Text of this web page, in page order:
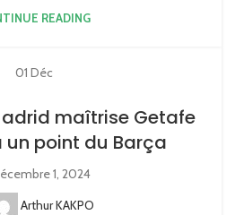
READING
01 Déc
maîtrise Getafe
un point du Barça
1, 2024
Arthur KAKPO